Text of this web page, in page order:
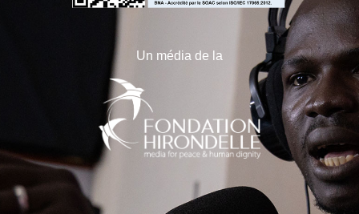
Un média de la